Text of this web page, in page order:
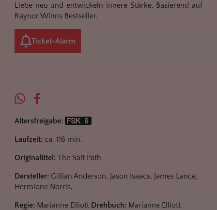
Liebe neu und entwickeln innere Stärke. Basierend auf
Raynor Winns Bestseller.
Ticket-Alarm
Altersfreigabe:
Laufzeit: ca. 116 min.
Originaltitel: The Salt Path
Darsteller: Gillian Anderson, Jason Isaacs, James Lance,
Hermione Norris,
Regie: Marianne Elliott Drehbuch: Marianne Elliott